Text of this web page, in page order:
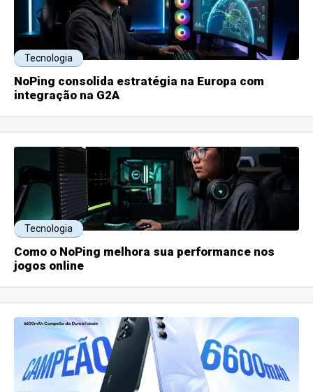
Tecnologia
NoPing consolida estratégia na Europa com
integração na G2A
Tecnologia
Como o NoPing melhora sua performance nos
jogos online